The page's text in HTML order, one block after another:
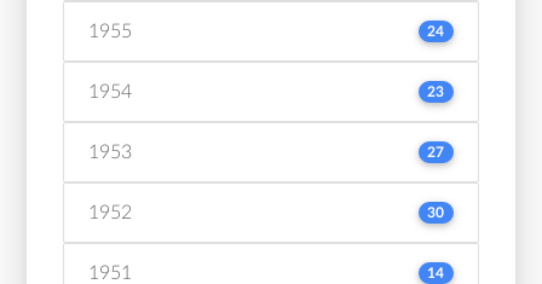
1955 24
1954 23
1953 27
1952 30
1951 14